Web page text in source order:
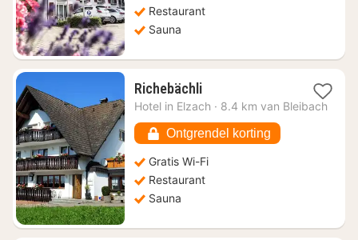
Restaurant
Sauna
Richebächli1
nacht
€
102,62
Hotel in Elzach · 8.4 km van Bleibach
Ontgrendel korting
Gratis Wi-Fi
Restaurant
Sauna